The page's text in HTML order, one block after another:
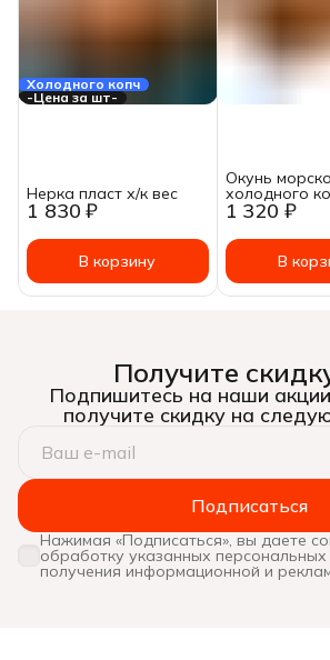
Холодного копч
-Цена за шт-
1 830 ₽
Нерка пласт х/к вес
В корзину
1 320 ₽
Окунь
холодного
0.5-1кг
В
Получите
Подпишитесь на наши
получите скидку на
Подписаться
Нажимая «Подписаться», вы даете
обработку указанных
получения информационной и